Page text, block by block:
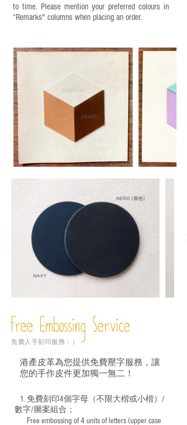
to time. Please mention your preferred colours in
“Remarks" columns when placing an order.
Free Embossing Service
免費人手刻印服務：）
港產皮革為您提供免費壓字服務，讓
您的手作皮件更加獨一無二！
1. 免費刻印4個字母（不限大楷或小楷）/
數字/圖案組合；
Free embossing of 4 units of letters (upper case